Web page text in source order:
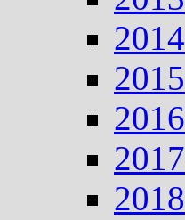
2014
2015
2016
2017
2018